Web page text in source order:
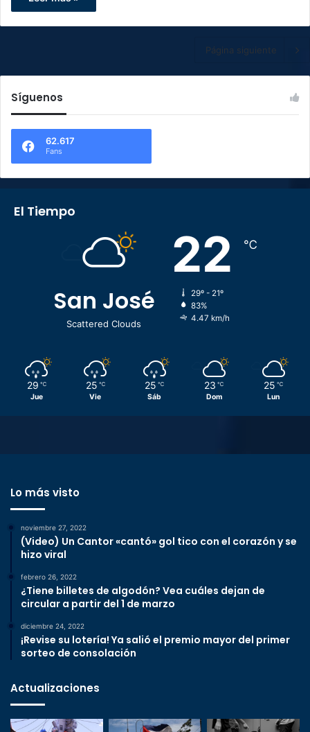
Página siguiente
Síguenos
62.617
Fans
El Tiempo
San José
Scattered Clouds
22 ℃
29º - 21º
83%
4.47 km/h
29 ℃
Jue
25 ℃
Vie
25 ℃
Sáb
23 ℃
Dom
25 ℃
Lun
Lo más visto
noviembre 27, 2022
(Video) Un Cantor «cantó» gol tico con el corazón y se
hizo viral
febrero 26, 2022
¿Tiene billetes de algodón? Vea cuáles dejan de
circular a partir del 1 de marzo
diciembre 24, 2022
¡Revise su lotería! Ya salió el premio mayor del primer
sorteo de consolación
Actualizaciones